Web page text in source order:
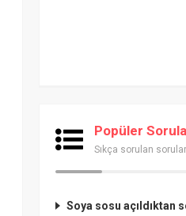
Popüler
Sıkça sorulan sorular
Soya sosu açıldıktan